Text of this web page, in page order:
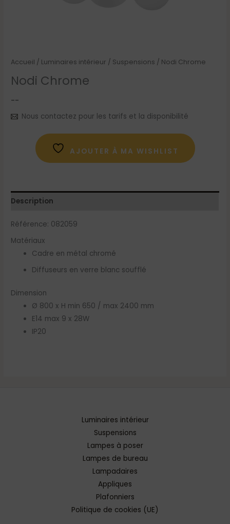
Accueil / Luminaires intérieur / Suspensions / Nodi Chrome
Nodi Chrome
--
Nous contactez pour les tarifs et la disponibilité
AJOUTER À MA WISHLIST
Description
Référence: 082059
Matériaux
Cadre en métal chromé
Diffuseurs en verre blanc soufflé
Dimension
Ø 800 x H min 650 / max 2400 mm
E14 max 9 x 28W
IP20
Luminaires intérieur
Suspensions
Lampes à poser
Lampes de bureau
Lampadaires
Appliques
Plafonniers
Politique de cookies (UE)